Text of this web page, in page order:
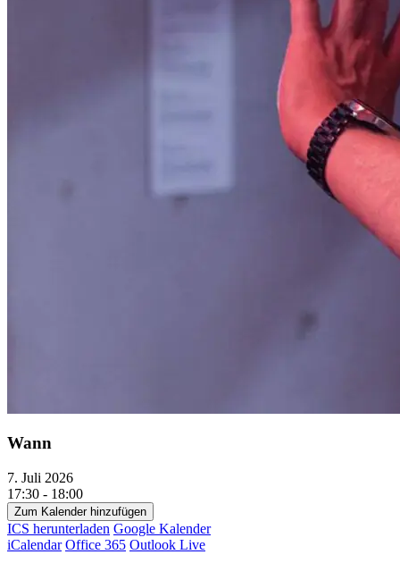
Wann
7. Juli 2026
17:30 - 18:00
Zum Kalender hinzufügen
ICS herunterladen Google Kalender
iCalendar Office 365 Outlook Live